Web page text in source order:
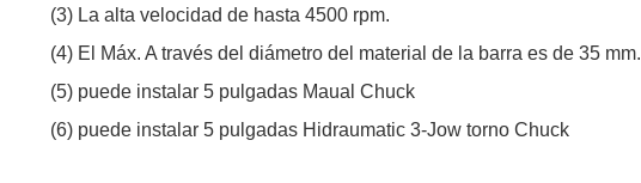
(3) La alta velocidad de hasta 4500 rpm.
(4) El Máx. A través del diámetro del material de la barra es de 35 mm.
(5) puede instalar 5 pulgadas Maual Chuck
(6) puede instalar 5 pulgadas Hidraumatic 3-Jow torno Chuck